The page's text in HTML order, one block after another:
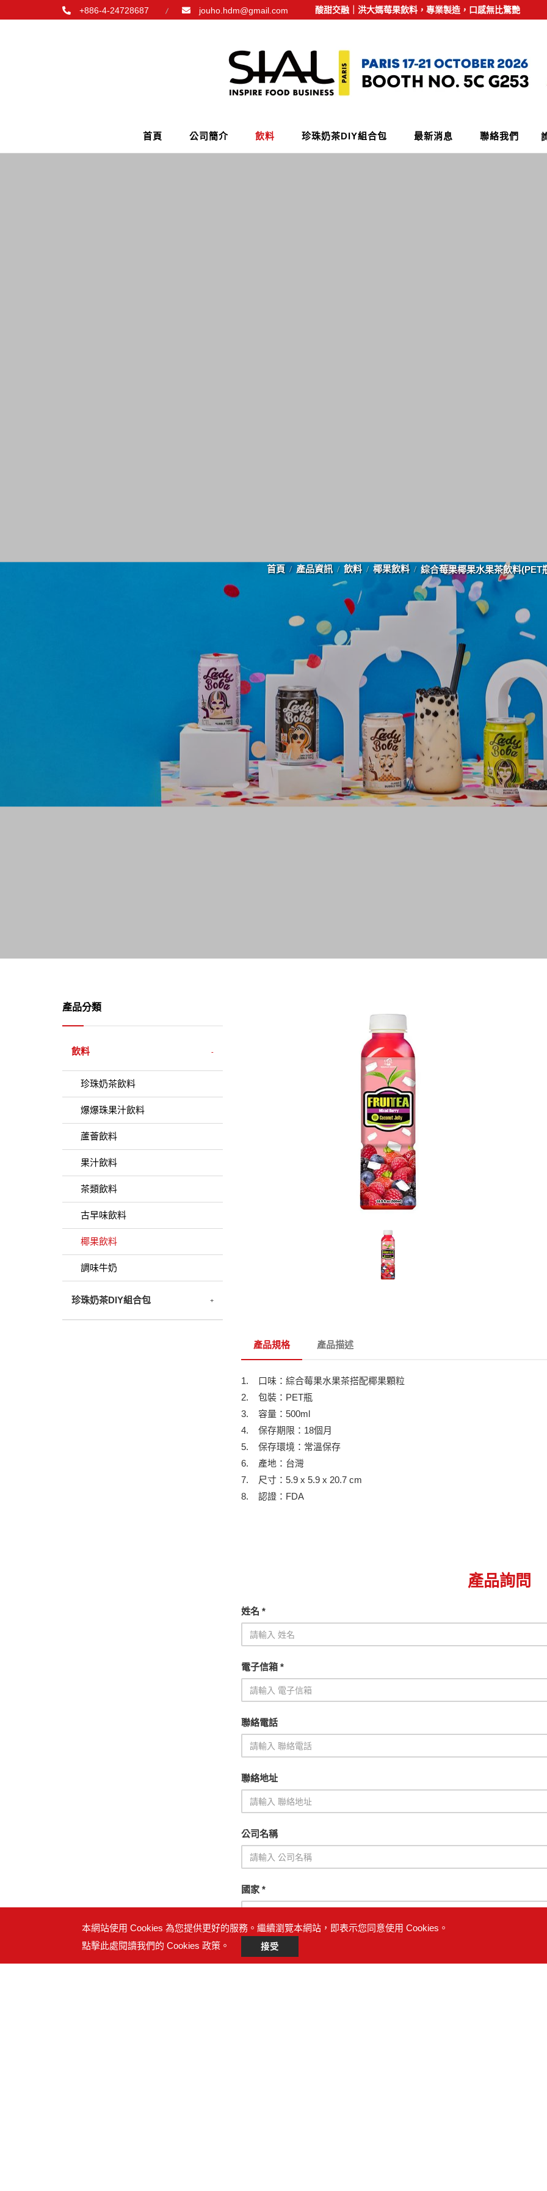
+886-4-24728687 jouho.hdm@gmail.com 酸甜交融｜洪大媽莓果飲料，專業製造，口感無比驚艷
首頁 公司簡介 飲料 珍珠奶茶DIY組合包 最新消息 聯絡我們
首頁 產品資訊 飲料 椰果飲料 綜合莓果椰果水果茶飲料(PET
產品分類
飲料
珍珠奶茶飲料
爆爆珠果汁飲料
蘆薈飲料
果汁飲料
茶類飲料
古早味飲料
椰果飲料
調味牛奶
珍珠奶茶DIY組合包
產品規格 產品描述
1. 口味：綜合莓果水果茶搭配椰果顆粒
2. 包裝：PET瓶
3. 容量：500ml
4. 保存期限：18個月
5. 保存環境：常溫保存
6. 產地：台灣
7. 尺寸：5.9 x 5.9 x 20.7 cm
8. 認證：FDA
產品詢問
姓名 *
電子信箱 *
聯絡電話
聯絡地址
公司名稱
國家 *
詢問產品 *
本網站使用 Cookies 為您提供更好的服務。繼續瀏覽本網站，即表示您同意使用 Cookies。
點擊此處閱讀我們的 Cookies 政策。
接受